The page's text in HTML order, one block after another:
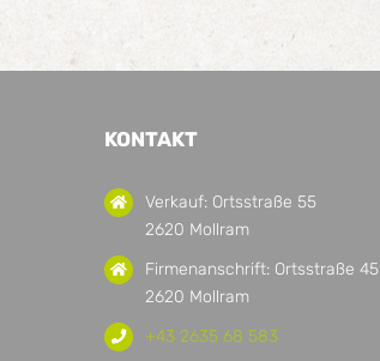
KONTAKT
Verkauf: Ortsstraße 55
2620 Mollram
Firmenanschrift: Ortsstraße 45
2620 Mollram
+43 2635 68 583